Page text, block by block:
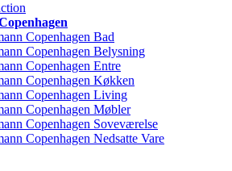
Copenhagen Bad
Copenhagen Belysning
Copenhagen Entre
Copenhagen Køkken
Copenhagen Living
Copenhagen Møbler
Copenhagen Soveværelse
Copenhagen Nedsatte Vare